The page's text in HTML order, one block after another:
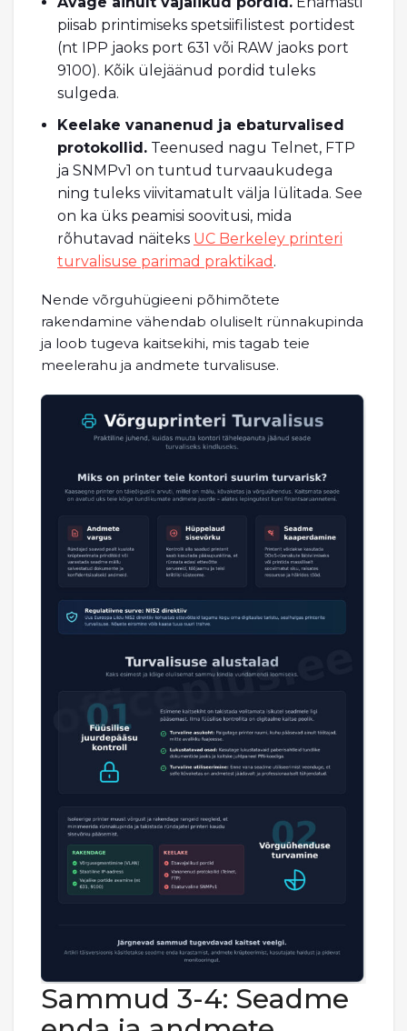
piisab printimiseks spetsiifilistest portidest
(nt IPP jaoks port 631 või RAW jaoks port
9100). Kõik ülejäänud pordid tuleks
sulgeda.
Keelake vananenud ja ebaturvalised
protokollid. Teenused nagu Telnet, FTP
ja SNMPv1 on tuntud turvaaukudega
ning tuleks viivitamatult välja lülitada. See
on ka üks peamisi soovitusi, mida
rõhutavad näiteks UC Berkeley printeri
turvalisuse parimad praktikad .
Nende võrguhügieeni põhimõtete
rakendamine vähendab oluliselt rünnakupinda
ja loob tugeva kaitsekihi, mis tagab teie
meelerahu ja andmete turvalisuse.
Sammud 3-4: Seadme